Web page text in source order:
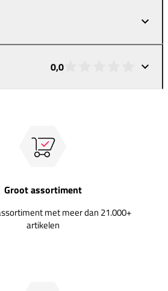
0,0
Groot assortiment
met meer dan 21.000+
artikelen